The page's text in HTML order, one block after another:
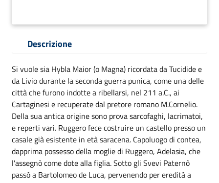
Descrizione
Si vuole sia Hybla Maior (o Magna) ricordata da Tucidide e
da Livio durante la seconda guerra punica, come una delle
città che furono indotte a ribellarsi, nel 211 a.C., ai
Cartaginesi e recuperate dal pretore romano M.Cornelio.
Della sua antica origine sono prova sarcofaghi, lacrimatoi,
e reperti vari. Ruggero fece costruire un castello presso un
casale già esistente in età saracena. Capoluogo di contea,
dapprima possesso della moglie di Ruggero, Adelasia, che
l'assegnò come dote alla figlia. Sotto gli Svevi Paternò
passò a Bartolomeo de Luca, pervenendo per eredità a